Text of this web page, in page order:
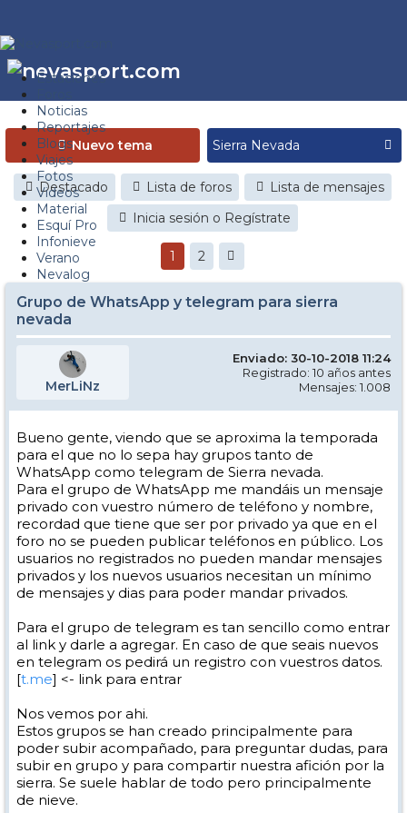
Estaciones
Noticias
Reportajes
Blogs
Viajes
Fotos
Videos
Material
Esquí Pro
Infonieve
Verano
Nevalog
Nuevo tema
Destacado Lista de foros
Lista de mensajes
Inicia sesión o Regístrate
1 2
Grupo de WhatsApp y telegram para sierra
nevada
MerLiNz
Enviado: 30-10-2018 11:24
Registrado: 10 años antes
Mensajes: 1.008
Bueno gente, viendo que se aproxima la temporada
para el que no lo sepa hay grupos tanto de
WhatsApp como telegram de Sierra nevada.
Para el grupo de WhatsApp me mandáis un mensaje
privado con vuestro número de teléfono y nombre,
recordad que tiene que ser por privado ya que en el
foro no se pueden publicar teléfonos en público. Los
usuarios no registrados no pueden mandar mensajes
privados y los nuevos usuarios necesitan un mínimo
de mensajes y dias para poder mandar privados.
Para el grupo de telegram es tan sencillo como entrar
al link y darle a agregar. En caso de que seais nuevos
en telegram os pedirá un registro con vuestros datos.
[t.me] <- link para entrar
Nos vemos por ahi.
Estos grupos se han creado principalmente para
poder subir acompañado, para preguntar dudas, para
subir en grupo y para compartir nuestra afición por la
sierra. Se suele hablar de todo pero principalmente
de nieve.